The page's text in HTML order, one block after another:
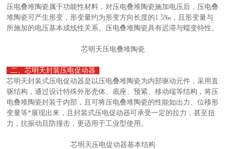
压电叠堆陶瓷属于功能性材料，对压电叠堆陶瓷施加电压后，压电叠
堆陶瓷可产生形变，形变量约为形变方向长度的1.5‰，且形变量与
所施加的电压基本成线性关系。压电叠堆陶瓷具有迟滞与蠕变特性。
芯明天压电叠堆陶瓷
二、芯明天封装压电促动器
芯明天封装式压电促动器是以压电叠堆陶瓷为内部驱动元件，采用直
驱结构，通过设计特殊外形壳体、底座、预紧、移动端等结构，将压
电叠堆陶瓷封装于内部，且可将压电叠堆陶瓷的性能如出力、位移形
变量等*展现出来，且封装式压电促动器可承受一定的拉力，甚至扭
力，抗振动且防撞击，更适用于工业型使用。
芯明天压电促动器基本结构